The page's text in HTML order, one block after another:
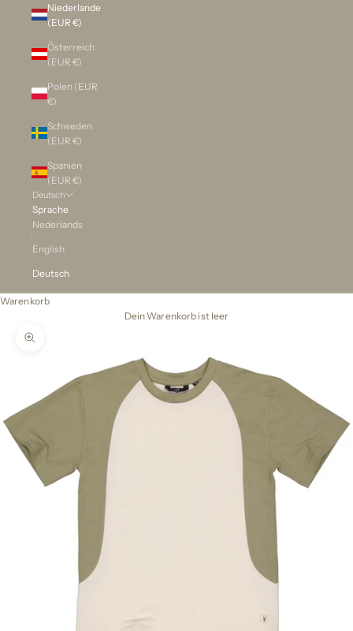
Niederlande
(EUR €)
Österreich
(EUR €)
Polen (EUR
€)
Schweden
(EUR €)
Spanien
(EUR €)
Deutsch
Sprache
Nederlands
English
Deutsch
Warenkorb
Dein Warenkorb ist leer
Bild vergrößern